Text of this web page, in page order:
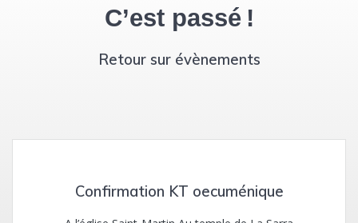
C’est passé !
Retour sur évènements
Confirmation KT oecuménique